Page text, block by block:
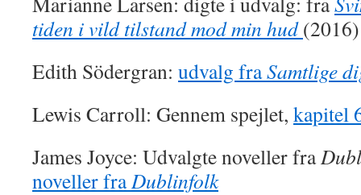
tiden i vild tilstand mod min hud (2016)
Edith Södergran: udvalg fraSamtlige
Lewis Carroll: Gennem spejlet, kapitel
James Joyce: Udvalgte noveller fra
noveller fraDublinfolk